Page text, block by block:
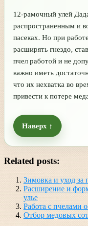
12-рамочный улей
распространенным и
пасеках. Но при
расширять гнездо,
пчел работой и не
важно иметь
что их нехватка во
привести к потере
Наверх ↑
Related posts:
Зимовка и уход за
Расширение и
улье
Работа с пчелами
Отбор медовых